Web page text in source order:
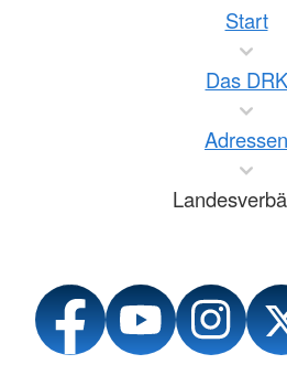
Start
Das DRK
Adressen